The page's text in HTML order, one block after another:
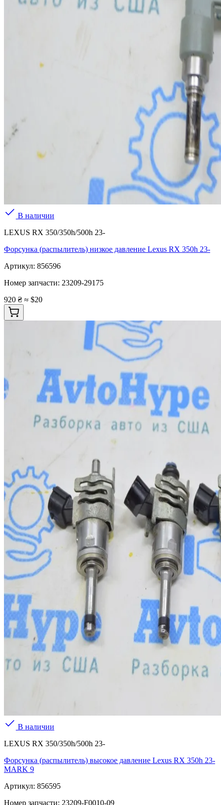
В наличии
LEXUS RX 350/350h/500h 23-
Форсунка (распылитель) низкое давление Lexus RX 350h 23-
Артикул: 856596
Номер запчасти: 23209-29175
920 ₴ ≈ $20
В наличии
LEXUS RX 350/350h/500h 23-
Форсунка (распылитель) высокое давление Lexus RX 350h 23-
MARK 9
Артикул: 856595
Номер запчасти: 23209-F0010-09